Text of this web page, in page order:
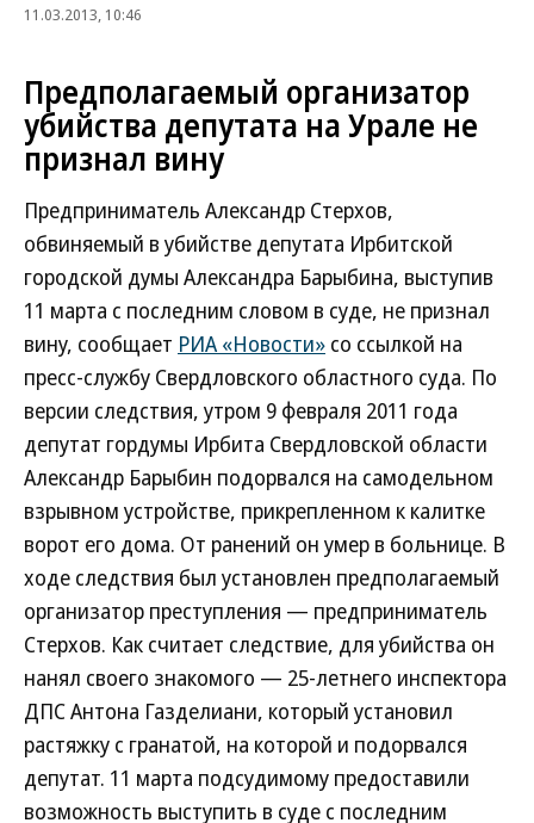
11.03.2013, 10:46
Предполагаемый организатор
убийства депутата на Урале не
признал вину
Предприниматель Александр Стерхов,
обвиняемый в убийстве депутата Ирбитской
городской думы Александра Барыбина, выступив
11 марта с последним словом в суде, не признал
вину, сообщает РИА «Новости» со ссылкой на
пресс-службу Свердловского областного суда. По
версии следствия, утром 9 февраля 2011 года
депутат гордумы Ирбита Свердловской области
Александр Барыбин подорвался на самодельном
взрывном устройстве, прикрепленном к калитке
ворот его дома. От ранений он умер в больнице. В
ходе следствия был установлен предполагаемый
организатор преступления — предприниматель
Стерхов. Как считает следствие, для убийства он
нанял своего знакомого — 25-летнего инспектора
ДПС Антона Газделиани, который установил
растяжку с гранатой, на которой и подорвался
депутат. 11 марта подсудимому предоставили
возможность выступить в суде с последним